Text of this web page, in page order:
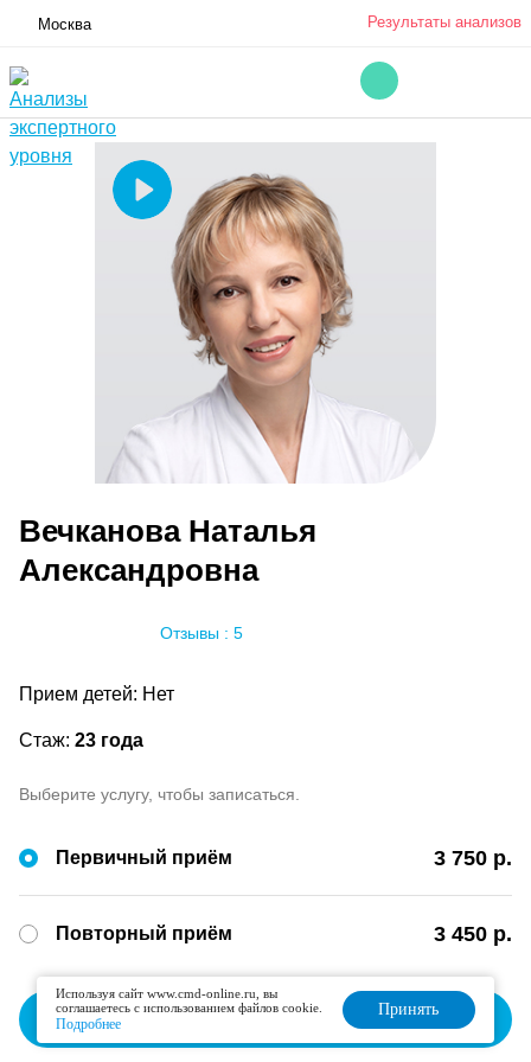
Москва Результаты анализов
Вечканова Наталья
Александровна
Прием детей: Нет
Стаж: 23 года
Отзывы : 5
Выберите услугу, чтобы записаться.
Первичный приём 3 750 р.
Повторный приём 3 450 р.
Записаться
Используя сайт www.cmd-online.ru, вы
соглашаетесь с использованием файлов cookie.
Подробнее
Принять